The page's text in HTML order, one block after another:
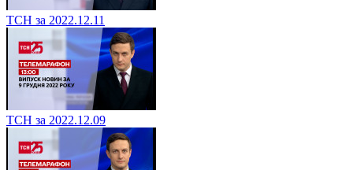
ТСН за 2022.12.11
ТСН за 2022.12.09